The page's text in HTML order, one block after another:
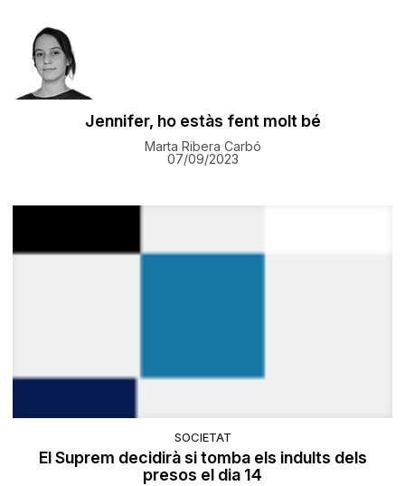
Jennifer, ho estàs fent molt bé
Marta Ribera Carbó
07/09/2023
SOCIETAT
El Suprem decidirà si tomba els indults dels
presos el dia 14